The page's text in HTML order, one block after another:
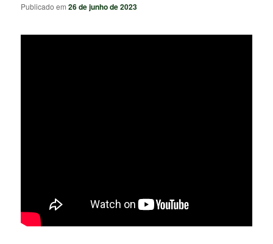
Publicado em26 de junho de 2023